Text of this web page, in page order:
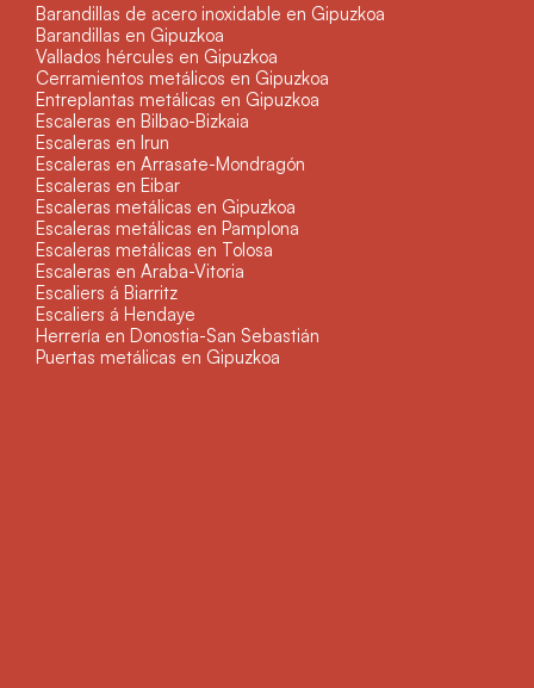
Barandillas de acero inoxidable en Gipuzkoa
Barandillas en Gipuzkoa
Vallados hércules en Gipuzkoa
Cerramientos metálicos en Gipuzkoa
Entreplantas metálicas en Gipuzkoa
Escaleras en Bilbao-Bizkaia
Escaleras en Irun
Escaleras en Arrasate-Mondragón
Escaleras en Eibar
Escaleras metálicas en Gipuzkoa
Escaleras metálicas en Pamplona
Escaleras metálicas en Tolosa
Escaleras en Araba-Vitoria
Escaliers á Biarritz
Escaliers á Hendaye
Herrería en Donostia-San Sebastián
Puertas metálicas en Gipuzkoa